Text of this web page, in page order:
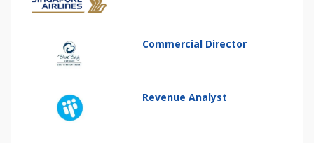
Commercial Director
Revenue Analyst